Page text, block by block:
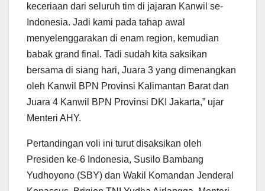
keceriaan dari seluruh tim di jajaran Kanwil se-
Indonesia. Jadi kami pada tahap awal
menyelenggarakan di enam region, kemudian
babak grand final. Tadi sudah kita saksikan
bersama di siang hari, Juara 3 yang dimenangkan
oleh Kanwil BPN Provinsi Kalimantan Barat dan
Juara 4 Kanwil BPN Provinsi DKI Jakarta,” ujar
Menteri AHY.
Pertandingan voli ini turut disaksikan oleh
Presiden ke-6 Indonesia, Susilo Bambang
Yudhoyono (SBY) dan Wakil Komandan Jenderal